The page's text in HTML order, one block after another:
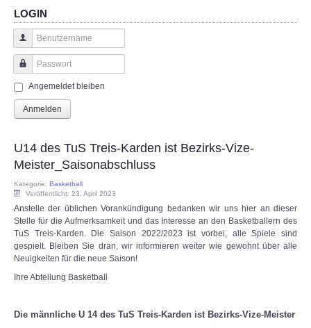
LOGIN
Benutzername
Passwort
Angemeldet bleiben
Anmelden
U14 des TuS Treis-Karden ist Bezirks-Vize-
Meister_Saisonabschluss
Kategorie: Basketball
Veröffentlicht: 23. April 2023
Anstelle der üblichen Vorankündigung bedanken wir uns hier an dieser
Stelle für die Aufmerksamkeit und das Interesse an den Basketballern des
TuS Treis-Karden. Die Saison 2022/2023 ist vorbei, alle Spiele sind
gespielt. Bleiben Sie dran, wir informieren weiter wie gewohnt über alle
Neuigkeiten für die neue Saison!
Ihre Abteilung Basketball
Die männliche U 14 des TuS Treis-Karden ist Bezirks-Vize-Meister